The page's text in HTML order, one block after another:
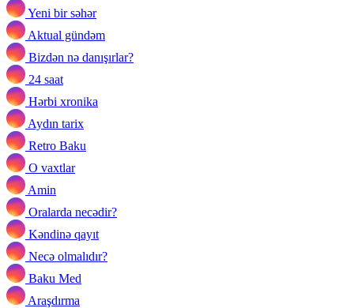
Yeni bir səhər
Aktual gündəm
Bizdən nə danışırlar?
24 saat
Hərbi xronika
Aydın tarix
Retro Baku
O vaxtlar
Amin
Oralarda necədir?
Kəndinə qayıt
Necə olmalıdır?
Baku Med
Araşdırma